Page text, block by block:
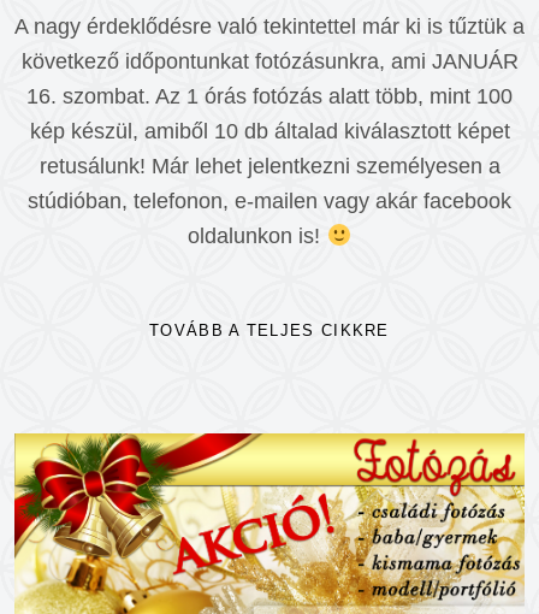
A nagy érdeklődésre való tekintettel már ki is tűztük a
következő időpontunkat fotózásunkra, ami JANUÁR
16. szombat. Az 1 órás fotózás alatt több, mint 100
kép készül, amiből 10 db általad kiválasztott képet
retusálunk! Már lehet jelentkezni személyesen a
stúdióban, telefonon, e-mailen vagy akár facebook
oldalunkon is!
TOVÁBB A TELJES CIKKRE